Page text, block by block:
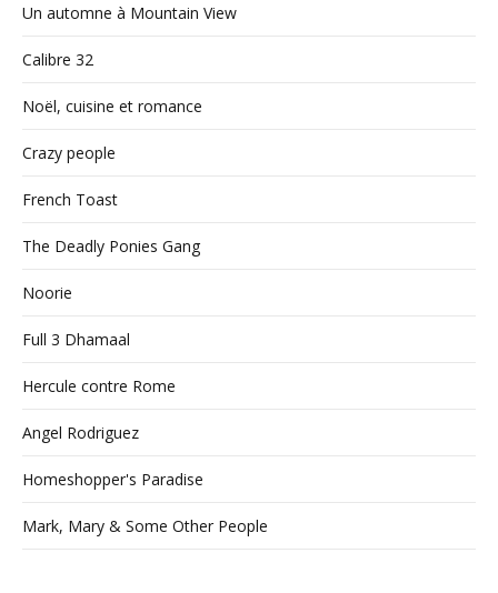
Un automne à Mountain View
Calibre 32
Noël, cuisine et romance
Crazy people
French Toast
The Deadly Ponies Gang
Noorie
Full 3 Dhamaal
Hercule contre Rome
Angel Rodriguez
Homeshopper's Paradise
Mark, Mary & Some Other People